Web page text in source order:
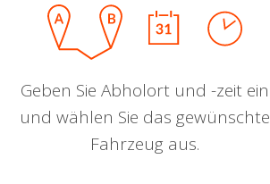
Geben Sie Abholort und -zeit ein
und wählen Sie das gewünschte
Fahrzeug aus.